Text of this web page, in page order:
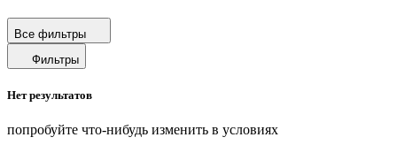
Срок сдачи
Площадь от-до, м²
Площадь кухни от-до, м²
Площадь балкона от-до, м²
Все фильтры
Фильтры
Нет результатов
попробуйте что-нибудь изменить в условиях